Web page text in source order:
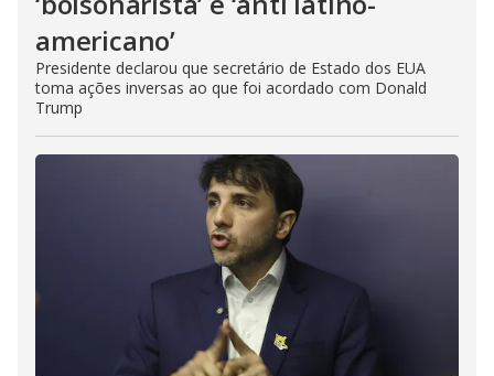
americano’
Presidente declarou que secretário de Estado dos EUA
toma ações inversas ao que foi acordado com Donald
Trump